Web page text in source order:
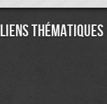
Liens thématiques